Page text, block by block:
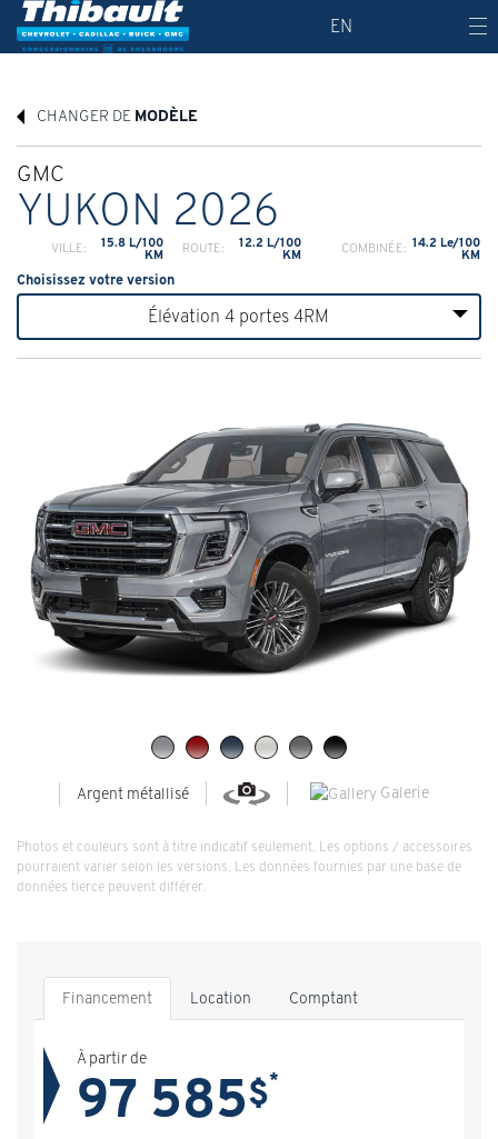
EN
CHANGER DE MODÈLE
GMC
YUKON 2026
VILLE: 15.8 L/100
KM ROUTE: 12.2 L/100
KM COMBINÉE: 14.2 Le/100
KM
Choisissez votre version
Élévation 4 portes 4RM
Argent métallisé Galerie
Photos et couleurs sont à titre indicatif seulement. Les options / accessoires
pourraient varier selon les versions. Les données fournies par une base de
données tierce peuvent différer.
Financement Location Comptant
À partir de
97 585$*